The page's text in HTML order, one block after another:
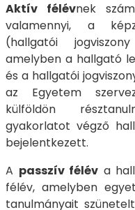
Aktív félévnek
valamennyi, a
(hallgatói
amelyben a hallgató
és a hallgatói
az Egyetem
külföldön
gyakorlatot végző
bejelentkezett.
A passzív félév a
félév, amelyben
tanulmányait